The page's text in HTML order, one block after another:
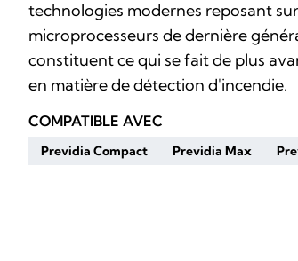
technologies modernes reposant
microprocesseurs de dernière
constituent ce qui se fait de plus
en matière de détection d'incendie.
COMPATIBLE AVEC
Previdia Compact Previdia Max